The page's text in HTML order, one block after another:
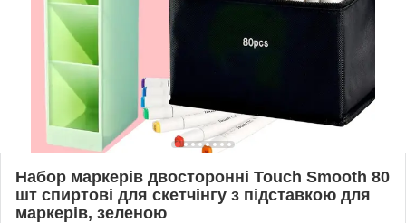
Набор маркерів двосторонні Touch Smooth 80
шт спиртові для скетчінгу з підставкою для
маркерів, зеленою